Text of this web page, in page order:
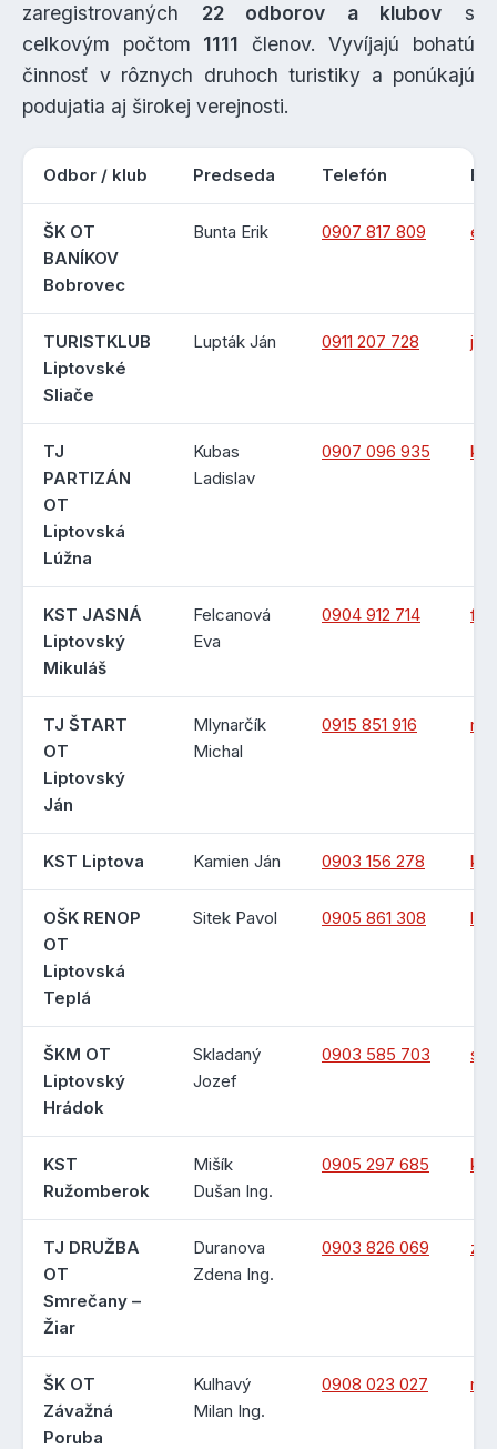
zaregistrovaných 22 odborov a klubov s
celkovým počtom 1111 členov. Vyvíjajú bohatú
činnosť v rôznych druhoch turistiky a ponúkajú
podujatia aj širokej verejnosti.
Odbor / klub Predseda Telefón E-
ŠK OT
BANÍKOV
Bobrovec
Bunta Erik 0907 817 809
TURISTKLUB
Liptovské
Sliače
Lupták Ján 0911 207 728
TJ
PARTIZÁN
OT
Liptovská
Lúžna
Kubas
Ladislav
0907 096 935
KST JASNÁ
Liptovský
Mikuláš
Felcanová
Eva
0904 912 714
TJ ŠTART
OT
Liptovský
Ján
Mlynarčík
Michal
0915 851 916
KST Liptova Kamien Ján 0903 156 278
OŠK RENOP
OT
Liptovská
Teplá
Sitek Pavol 0905 861 308
ŠKM OT
Liptovský
Hrádok
Skladaný
Jozef
0903 585 703
KST
Ružomberok
Mišík
Dušan Ing.
0905 297 685
TJ DRUŽBA
OT
Smrečany –
Žiar
Duranova
Zdena Ing.
0903 826 069
ŠK OT
Závažná
Poruba
Kulhavý
Milan Ing.
0908 023 027